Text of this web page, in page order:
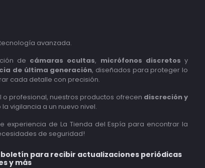
avanzada.
de cámaras ocultas, micrófonos discretos y
de última generación, diseñados para proteger lo
cada detalle con precisión.
o profesional, nuestros productos ofrecen discreción y
vigilancia a un nuevo nivel.
experiencia de La Tienda del Espía para encontrar la
de seguridad!
para recibir actualizaciones periódicas
y más